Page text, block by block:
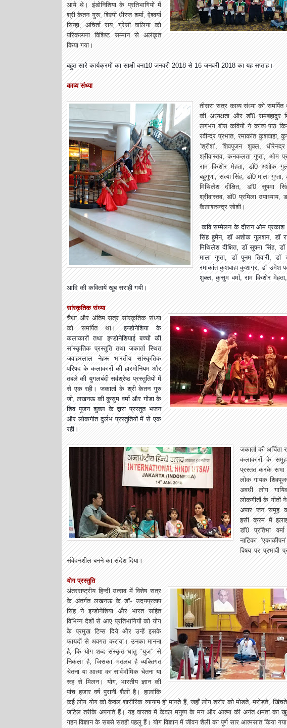
आये थे। इंडोनिशिया के प्रतिभागियों में
श्री केतन गुरू, शिल्पी धीरज शर्मा, ऐश्वर्या
सिन्हा, अचिर्ता राय, ग्रेसी वालिया को
परिकल्पना विशिष्ट सम्मान से अलंकृत
किया गया।
बहुत सारे कार्यक्रमों का साक्षी बना10 जनवरी 2018 से 16 जनवरी 2018 का यह सप्ताह।
काव्य संध्या
तीसरा सत्र काव्य संध्या को
की अध्यक्षता और डाॅ0
लगभग बीस कवियों ने काव्य पाठ
रवीन्द्र प्रभात, रमाकांत कुशवाहा,
‘श्रीश’, शिवपूजन शुक्ल,
श्रीवास्तव, कनकलता गुप्ता, ओम
राम किशोर मेहता, डाॅ0 अशोक
बहुगुणा, सत्या सिंह, डाॅ0 माला गुप्ता,
मिथिलेश दीक्षित, डाॅ0 सुषमा
श्रीवास्तव, डाॅ0 प्रमिला उपाध्याय,
कैलाशचन्द्र जोशी।
कवि सम्मेलन के दौरान ओम प्रकाश
सिंह हुमैन, डॉ अशोक गुलशन, डॉ
मिथिलेश दीक्षित, डॉ सुषमा सिंह, डॉ
माला गुप्ता, डॉ पूनम तिवारी, डॉ
रमाकांत कुशवाहा कुशाग्र, डॉ उमेश
शुक्ल, कुसुम वर्मा, राम किशोर
आदि की कवितायें खूब सराही गयी।
सांस्कृतिक संध्या
चैथा और अंतिम सत्र सांस्कृतिक संध्या
को समर्पित था।इन्डोनेशिया के
कलाकारों तथा इण्डोनेशियाई बच्चों की
सांस्कृतिक प्रस्तुति तथा जकार्ता स्थित
जवाहरलाल नेहरू भारतीय सांस्कृतिक
परिषद के कलाकारों की हारमोनियम और
तबले की युगलबंदी सर्वश्रेष्ठ प्रस्तुतियों में
से एक रही। जकार्ता के श्री केतन गुरु
जी, लखनऊ की कुसुम वर्मा और गोंडा के
शिव पूजन शुक्ल के द्वारा प्रस्तुत भजन
और लोकगीत दुर्लभ प्रस्तुतियों में से एक
रही।
जकार्ता की
कलाकारों के
प्रस्तत करके सभा
लोक गायक
अवधी लोग
लोकगीतों के गीतों
अपार जन समूह
इसी क्रम में
डाॅ0 प्रतिभा
नाटिका
विषय पर प्रभावी
संवेदनशील बनने का संदेश दिया।
योग प्रस्तुति
अंतरराष्ट्रीय हिन्दी उत्सव में विशेष सत्र
के अंतर्गत लखनऊ के डॉ॰ उदयप्रताप
सिंह ने इन्डोनेशिया और भारत सहित
विभिन्न देशों से आए प्रतिभागियों को योग
के प्रमुख टिप्स दिये और उन्हें इसके
फायदों से अवगत कराया। उनका मानना
है, कि योग शब्द संस्कृत धातु ‘‘युज‘‘ से
निकला है, जिसका मतलब है व्यक्तिगत
चेतना या आत्मा का सार्वभौमिक चेतना या
रूह से मिलन। योग, भारतीय ज्ञान की
पांच हजार वर्ष पुरानी शैली है। हालांकि
कई लोग योग को केवल शारीरिक व्यायाम ही मानते हैं, जहाँ लोग शरीर को मोडते, मरोड़ते,
जटिल तरीके अपनाते हैं। यह वास्तव में केवल मनुष्य के मन और आत्मा की अनंत क्षमता का
गहन विज्ञान के सबसे सतही पहलू हैं। योग विज्ञान में जीवन शैली का पूर्ण सार आत्मसात किया